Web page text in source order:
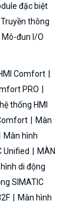
đặc biệt
Truyền thông
Mô-đun I/O
Comfort
PRO
thống HMI
Màn
Màn hình
Unified
MÀN
di động
SIMATIC
Màn hình